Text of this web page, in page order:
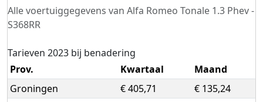
Alle voertuiggegevens van Alfa Romeo Tonale 1.3 Phev -
S368RR
Tarieven 2023 bij benadering
Prov.
Kwartaal
Maand
Groningen
€ 405,71
€ 135,24